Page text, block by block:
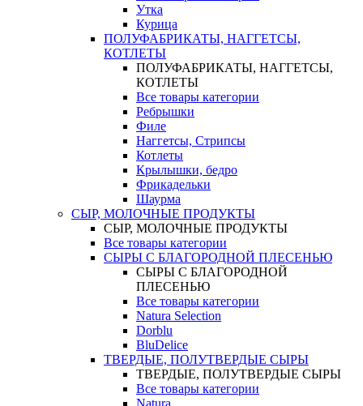
Утка
Курица
ПОЛУФАБРИКАТЫ, НАГГЕТСЫ,
КОТЛЕТЫ
ПОЛУФАБРИКАТЫ, НАГГЕТСЫ,
КОТЛЕТЫ
Все товары категории
Ребрышки
Филе
Наггетсы, Стрипсы
Котлеты
Крылышки, бедро
Фрикадельки
Шаурма
СЫР, МОЛОЧНЫЕ ПРОДУКТЫ
СЫР, МОЛОЧНЫЕ ПРОДУКТЫ
Все товары категории
СЫРЫ С БЛАГОРОДНОЙ ПЛЕСЕНЬЮ
СЫРЫ С БЛАГОРОДНОЙ
ПЛЕСЕНЬЮ
Все товары категории
Natura Selection
Dorblu
BluDelice
ТВЕРДЫЕ, ПОЛУТВЕРДЫЕ СЫРЫ
ТВЕРДЫЕ, ПОЛУТВЕРДЫЕ СЫРЫ
Все товары категории
Natura